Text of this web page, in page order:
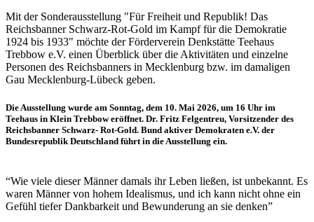
Mit der Sonderausstellung "Für Freiheit und Republik! Das
Reichsbanner Schwarz-Rot-Gold im Kampf für die Demokratie
1924 bis 1933" möchte der Förderverein Denkstätte Teehaus
Trebbow e.V. einen Überblick über die Aktivitäten und einzelne
Personen des Reichsbanners in Mecklenburg bzw. im damaligen
Gau Mecklenburg-Lübeck geben.
Die Ausstellung wurde am Sonntag, dem 10. Mai 2026, um 16 Uhr im
Teehaus in Klein Trebbow eröffnet. Dr. Fritz Felgentreu, Vorsitzender des
Reichsbanner Schwarz- Rot-Gold. Bund aktiver Demokraten e.V. der
Bundesrepublik Deutschland führt in die Ausstellung ein.
“Wie viele dieser Männer damals ihr Leben ließen, ist unbekannt. Es
waren Männer von hohem Idealismus, und ich kann nicht ohne ein
Gefühl tiefer Dankbarkeit und Bewunderung an sie denken”